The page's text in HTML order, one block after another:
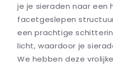
je je sieraden naar een
facetgeslepen
een prachtige
licht, waardoor je
We hebben deze